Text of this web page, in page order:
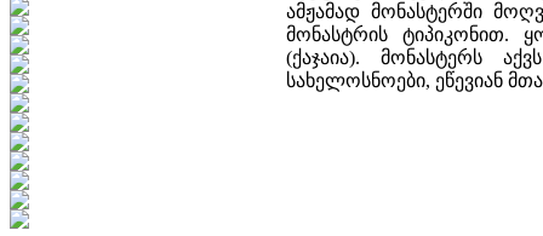
ამჟამად მონასტერში
მონასტრის ტიპიკონით.
(ქაჯაია). მონასტერს
სახელოსნოები, ეწევიან